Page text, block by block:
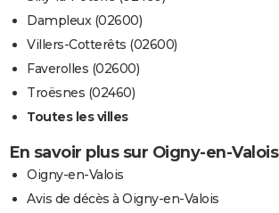
Dampleux (02600)
Villers-Cotterêts (02600)
Faverolles (02600)
Troësnes (02460)
Toutes les villes
En savoir plus sur Oigny-en-Valois
Oigny-en-Valois
Avis de décès à Oigny-en-Valois